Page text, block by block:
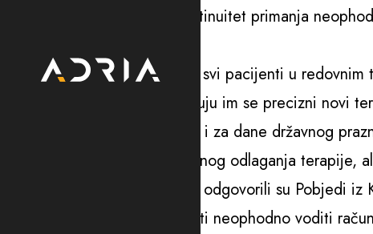
su se bojali da ne ugroze kontinuitet primanja
Iz KCCG je pojašnjeno da se svi pacijenti u
medikalnih onkologa i dodjeljuju im se precizni novi
navedenih razloga planira rad i za dane državnog
“Ovo će dovesti do kratkotrajnog odlaganja
koji su na sistemskoj terapiji”, odgovorili su Pobjedi iz
Naglasili su da je u budućnosti neophodno voditi